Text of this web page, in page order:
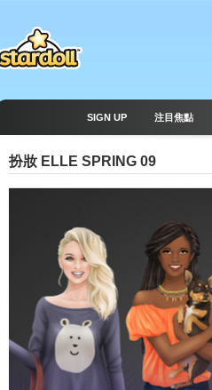
SIGN UP 注目焦點
扮妝 ELLE SPRING 09